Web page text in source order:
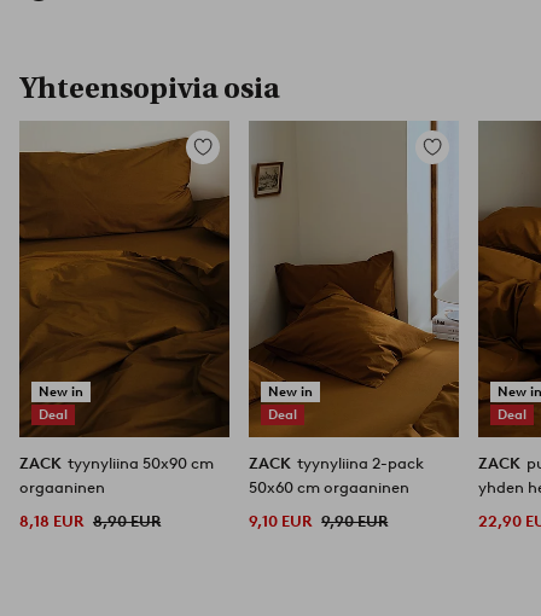
Yhteensopivia osia
New in
Deal
Lisää
suosikkeihin
ZACK tyynyliina 50x90 cm
orgaaninen
8,18 EUR 8,90 EUR
New in
Deal
Lisää
ZACK tyynyliina 2-pack
50x60 cm orgaaninen
9,10 EUR 9,90 EUR
New
Deal
ZACK
yhden
22,90